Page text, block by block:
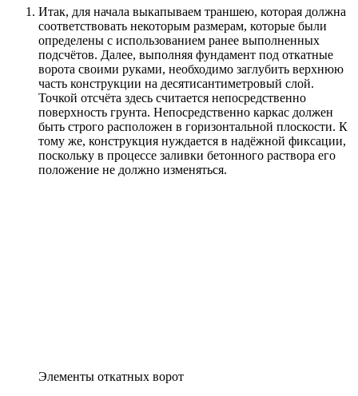
Итак, для начала выкапываем траншею, которая должна
соответствовать некоторым размерам, которые были
определены с использованием ранее выполненных
подсчётов. Далее, выполняя фундамент под откатные
ворота своими руками, необходимо заглубить верхнюю
часть конструкции на десятисантиметровый слой.
Точкой отсчёта здесь считается непосредственно
поверхность грунта. Непосредственно каркас должен
быть строго расположен в горизонтальной плоскости. К
тому же, конструкция нуждается в надёжной фиксации,
поскольку в процессе заливки бетонного раствора его
положение не должно изменяться.
Элементы откатных ворот